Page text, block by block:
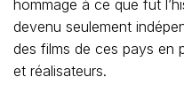
hommage à ce que fut
devenu seulement
des films de ces pays en
et réalisateurs.